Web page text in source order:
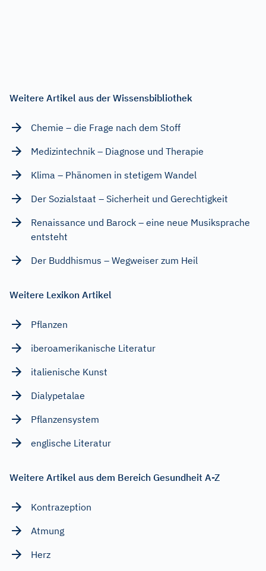
Weitere Artikel aus der Wissensbibliothek
Chemie – die Frage nach dem Stoff
Medizintechnik – Diagnose und Therapie
Klima – Phänomen in stetigem Wandel
Der Sozialstaat – Sicherheit und Gerechtigkeit
Renaissance und Barock – eine neue Musiksprache
entsteht
Der Buddhismus – Wegweiser zum Heil
Weitere Lexikon Artikel
Pflanzen
iberoamerikanische Literatur
italienische Kunst
Dialypetalae
Pflanzensystem
englische Literatur
Weitere Artikel aus dem Bereich Gesundheit A-Z
Kontrazeption
Atmung
Herz